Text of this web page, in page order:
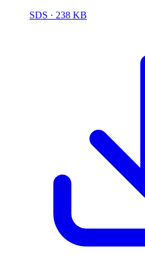
SDS · 238 KB